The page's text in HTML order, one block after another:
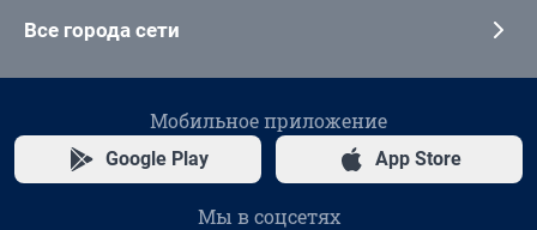
Все города сети
Мобильное приложение
Google Play App Store
Мы в соцсетях